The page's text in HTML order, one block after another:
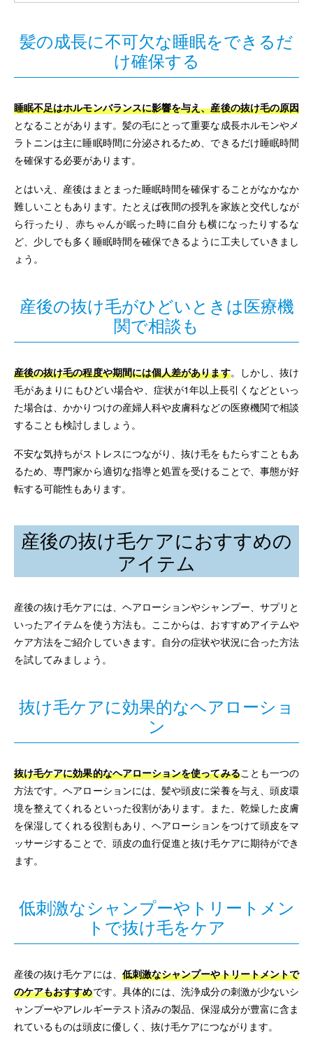
髪の成長に不可欠な睡眠をできるだ
け確保する
睡眠不足はホルモンバランスに影響を与え、産後の抜け毛の原因
となることがあります。髪の毛にとって重要な成長ホルモンやメ
ラトニンは主に睡眠時間に分泌されるため、できるだけ睡眠時間
を確保する必要があります。
とはいえ、産後はまとまった睡眠時間を確保することがなかなか
難しいこともあります。たとえば夜間の授乳を家族と交代しなが
ら行ったり、赤ちゃんが眠った時に自分も横になったりするな
ど、少しでも多く睡眠時間を確保できるように工夫していきまし
ょう。
産後の抜け毛がひどいときは医療機
関で相談も
産後の抜け毛の程度や期間には個人差があります。しかし、抜け
毛があまりにもひどい場合や、症状が1年以上長引くなどといっ
た場合は、かかりつけの産婦人科や皮膚科などの医療機関で相談
することも検討しましょう。
不安な気持ちがストレスにつながり、抜け毛をもたらすこともあ
るため、専門家から適切な指導と処置を受けることで、事態が好
転する可能性もあります。
産後の抜け毛ケアにおすすめの
アイテム
産後の抜け毛ケアには、ヘアローションやシャンプー、サプリと
いったアイテムを使う方法も。ここからは、おすすめアイテムや
ケア方法をご紹介していきます。自分の症状や状況に合った方法
を試してみましょう。
抜け毛ケアに効果的なヘアローショ
ン
抜け毛ケアに効果的なヘアローションを使ってみることも一つの
方法です。ヘアローションには、髪や頭皮に栄養を与え、頭皮環
境を整えてくれるといった役割があります。また、乾燥した皮膚
を保湿してくれる役割もあり、ヘアローションをつけて頭皮をマ
ッサージすることで、頭皮の血行促進と抜け毛ケアに期待ができ
ます。
低刺激なシャンプーやトリートメン
トで抜け毛をケア
産後の抜け毛ケアには、 低刺激なシャンプーやトリートメントで
のケアもおすすめです。具体的には、洗浄成分の刺激が少ないシ
ャンプーやアレルギーテスト済みの製品、保湿成分が豊富に含ま
れているものは頭皮に優しく、抜け毛ケアにつながります。